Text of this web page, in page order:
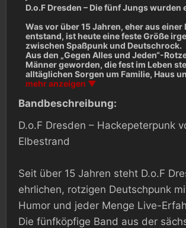
D.o.F Dresden – Die fünf Jungs wurden
Was vor über 15 Jahren, eher aus einer
entstand, ist heute eine feste Größe
zwischen Spaßpunk und Deutschrock.
Aus den „Gegen Alles und Jeden“-
Männer geworden, die fest im Leben
alltäglichen Sorgen um Familie, Haus
mehr anzeigen ▼
Bandbeschreibung:
D.o.F Dresden – Hackepeterpunk
Elbestrand
Seit über 15 Jahren steht D.o.F
ehrlichen, rotzigen Deutschpunk
Humor und jeder Menge Live-
Die fünfköpfige Band aus der